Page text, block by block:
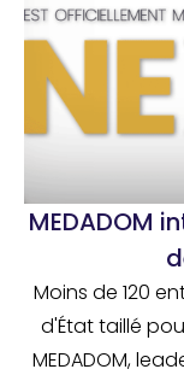
MEDADOM
Moins de 120
d'État taillé
MEDADOM,